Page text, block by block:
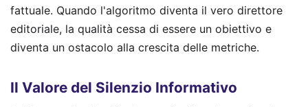
fattuale. Quando l'algoritmo diventa il vero direttore
editoriale, la qualità cessa di essere un obiettivo e
diventa un ostacolo alla crescita delle metriche.
Il Valore del Silenzio Informativo